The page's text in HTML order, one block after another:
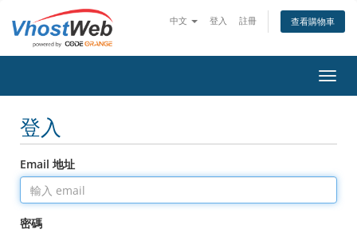
中文 登入 註冊 查看購物車
切換
登入
Email 地址
密碼